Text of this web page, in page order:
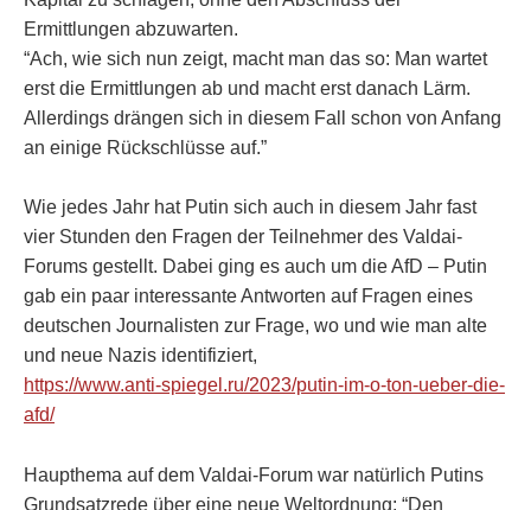
Ermittlungen abzuwarten.
“Ach, wie sich nun zeigt, macht man das so: Man wartet
erst die Ermittlungen ab und macht erst danach Lärm.
Allerdings drängen sich in diesem Fall schon von Anfang
an einige Rückschlüsse auf.”
Wie jedes Jahr hat Putin sich auch in diesem Jahr fast
vier Stunden den Fragen der Teilnehmer des Valdai-
Forums gestellt. Dabei ging es auch um die AfD – Putin
gab ein paar interessante Antworten auf Fragen eines
deutschen Journalisten zur Frage, wo und wie man alte
und neue Nazis identifiziert,
https://www.anti-spiegel.ru/2023/putin-im-o-ton-ueber-die-
afd/
Haupthema auf dem Valdai-Forum war natürlich Putins
Grundsatzrede über eine neue Weltordnung: “Den